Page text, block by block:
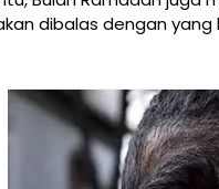
dibalas dengan yang